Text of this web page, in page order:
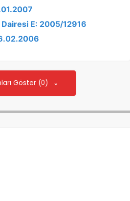
Dairesi E: 2005/12916
Göster (0)